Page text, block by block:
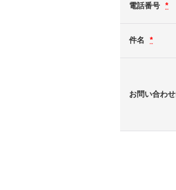
電話番号 *
件名 *
お問い合わ